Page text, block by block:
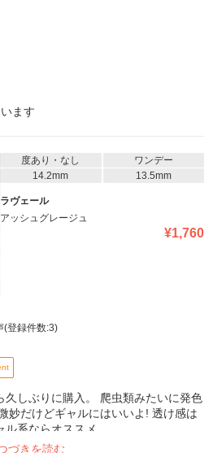
ます
度あり・なし
ワンデー
14.2mm
13.5mm
ラヴェール
アッシュグレージュ
¥1,760
(登録件数:3)
久しぶりに購入。 爬虫類みたいに発色
妙だけどギャルにはいいよ! 透け感は
ル系ならオススメ
づきを読む